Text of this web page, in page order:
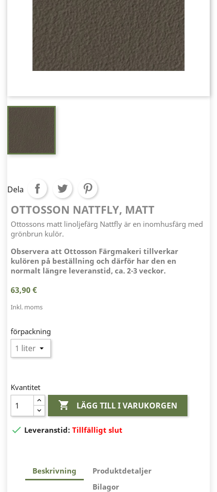
Dela
OTTOSSON NATTFLY, MATT
Ottossons matt linoljefärg Nattfly är en inomhusfärg med
grönbrun kulör.
Observera att Ottosson Färgmakeri tillverkar
kulören på beställning och därför har den en
normalt längre leveranstid, ca. 2-3 veckor.
63,90 €
Inkl. moms
förpackning
Kvantitet
 LÄGG TILL I VARUKORGEN
 Leveranstid: Tillfälligt slut
Beskrivning
Produktdetaljer
Bilagor